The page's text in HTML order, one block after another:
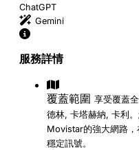
ChatGPT
Gemini
服務詳情
覆蓋範圍 享受覆蓋
德林, 卡塔赫納, 卡利
Movistar的強大網路
穩定訊號。